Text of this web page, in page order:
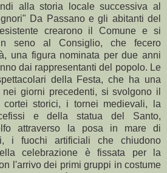
alla storia locale successiva al
Da Passano e gli abitanti del
crearono il Comune e si
seno al Consiglio, che fecero
una figura nominata per due anni
dai rappresentanti del popolo. Le
della Festa, che ha una
giorni precedenti, si svolgono il
storici, i tornei medievali, la
e della statua del Santo,
attraverso la posa in mare di
i fuochi artificiali che chiudono
celebrazione è fissata per la
l'arrivo dei primi gruppi in costume